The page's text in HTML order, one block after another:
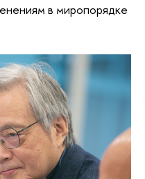
в миропорядке